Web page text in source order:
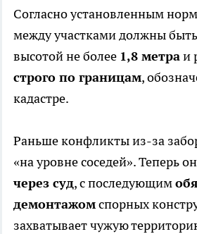
Согласно установленным
между участками должны быть
высотой не более 1,8 метраи
строго по границам,
кадастре.
Раньше конфликты из-за
«на уровне соседей». Теперь
через суд, с последующим
демонтажомспорных
захватывает чужую